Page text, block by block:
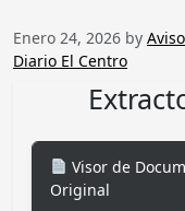
Enero 24, 2026 by
Diario El Centro
Visor de
Original